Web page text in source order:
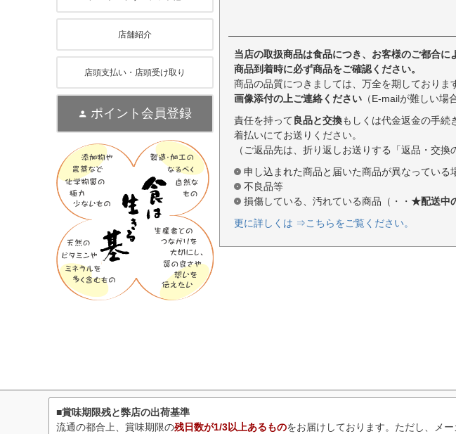
店舗紹介
店頭支払い・店頭受け取り
ポイント会員登録
当店の取扱商品は食品につき、お客様のご都合に
商品到着時に必ず商品をご確認ください。
商品の品質につきましては、万全を期しておりま
画像添付の上ご連絡ください （E-mailが難しい場
責任を持って 良品と交換もしくは代金返金の手続
着払いにてお送りください。
（ご返品先は、折り返しお送りする「返品・交換
申し込まれた商品と届いた商品が異なっている
不良品等
損傷している、汚れている商品（・・ ★配送中
更に詳しくは ⇒こちらをご覧ください。
■賞味期限残と弊店の出荷基準
流通の都合上、賞味期限の残日数が1/3以上あるものをお届けしております。ただし、メ